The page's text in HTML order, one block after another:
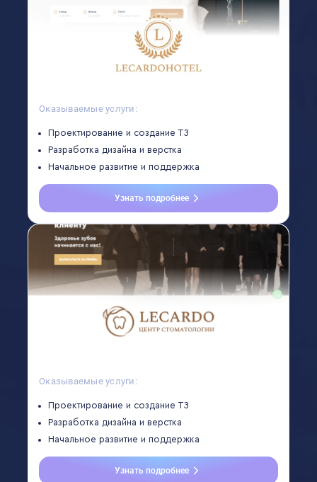
Оказываемые услуги:
Проектирование и создание ТЗ
Разработка дизайна и верстка
Начальное развитие и поддержка
Узнать подробнее
Оказываемые услуги:
Проектирование и создание ТЗ
Разработка дизайна и верстка
Начальное развитие и поддержка
Узнать подробнее